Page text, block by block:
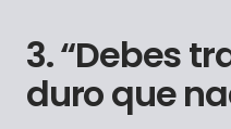
3. “Debes
duro que